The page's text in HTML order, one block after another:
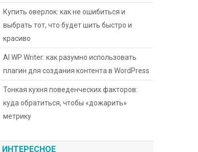
Купить оверлок: как не ошибиться и
выбрать тот, что будет шить быстро и
красиво
AI WP Writer: как разумно использовать
плагин для создания контента в WordPress
Тонкая кухня поведенческих факторов:
куда обратиться, чтобы «дожарить»
метрику
ИНТЕРЕСНОЕ